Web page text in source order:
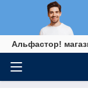
Альфастор!